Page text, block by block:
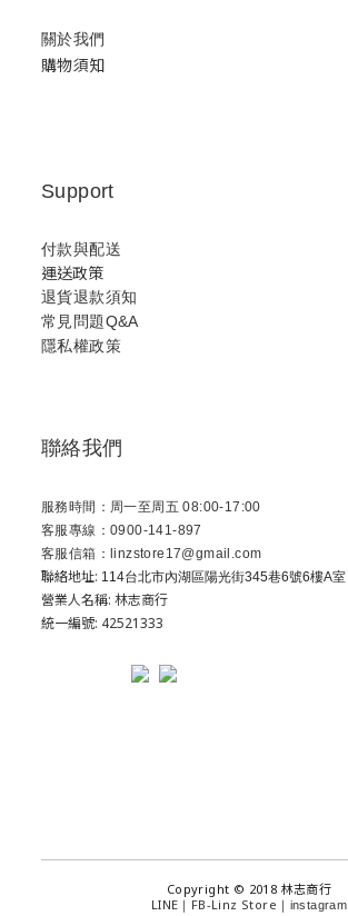
關於我們
購物須知
Support
付款與配送
運送政策
退貨退款須知
常見問題Q&A
隱私權政策
聯絡我們
服務時間：周一至周五 08:00-17:00
客服專線：0900-141-897
客服信箱：linzstore17@gmail.com
聯絡地址: 114台北市內湖區陽光街345巷6號6樓A室
營業人名稱: 林志商行
統一編號: 42521333
Copyright © 2018 林志商行
LINE
FB-Linz Store instagram